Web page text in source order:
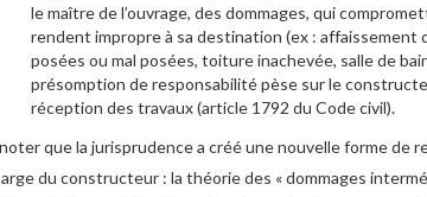
le maître de l’ouvrage, des dommages, qui
rendent impropre à sa destination (ex :
posées ou mal posées, toiture inachevée, salle de
présomption de responsabilité pèse sur le
réception des travaux (article 1792 du Code civil).
que la jurisprudence a créé une nouvelle forme de
du constructeur : la théorie des « dommages